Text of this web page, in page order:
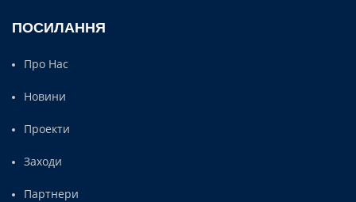
ПОСИЛАННЯ
Про Нас
Новини
Проекти
Заходи
Партнери